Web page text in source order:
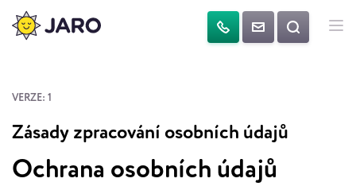
VERZE: 1
Zásady zpracování osobních údajů
Ochrana osobních údajů